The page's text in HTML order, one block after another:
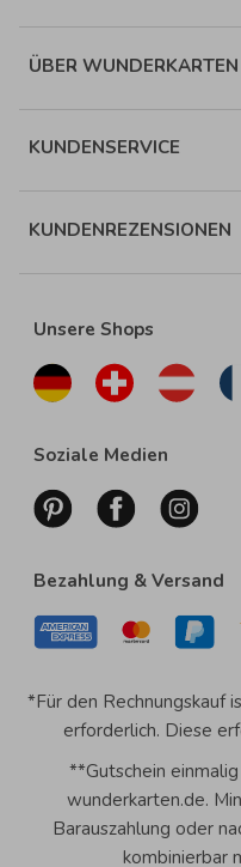
ÜBER WUNDERKARTEN
KUNDENSERVICE
KUNDENREZENSIONEN
Unsere Shops
Soziale Medien
Bezahlung & Versand
*Für den Rechnungskauf
erforderlich. Diese
**Gutschein
wunderkarten.de.
Barauszahlung oder
kombinierbar